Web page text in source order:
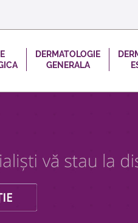
DERMATOLOGIE
GENERALA